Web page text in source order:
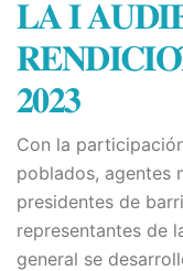
𝐋𝐀 𝐈
𝟐𝟎𝟐𝟑
Con la
poblados, agentes
presidentes de
representantes de
general se